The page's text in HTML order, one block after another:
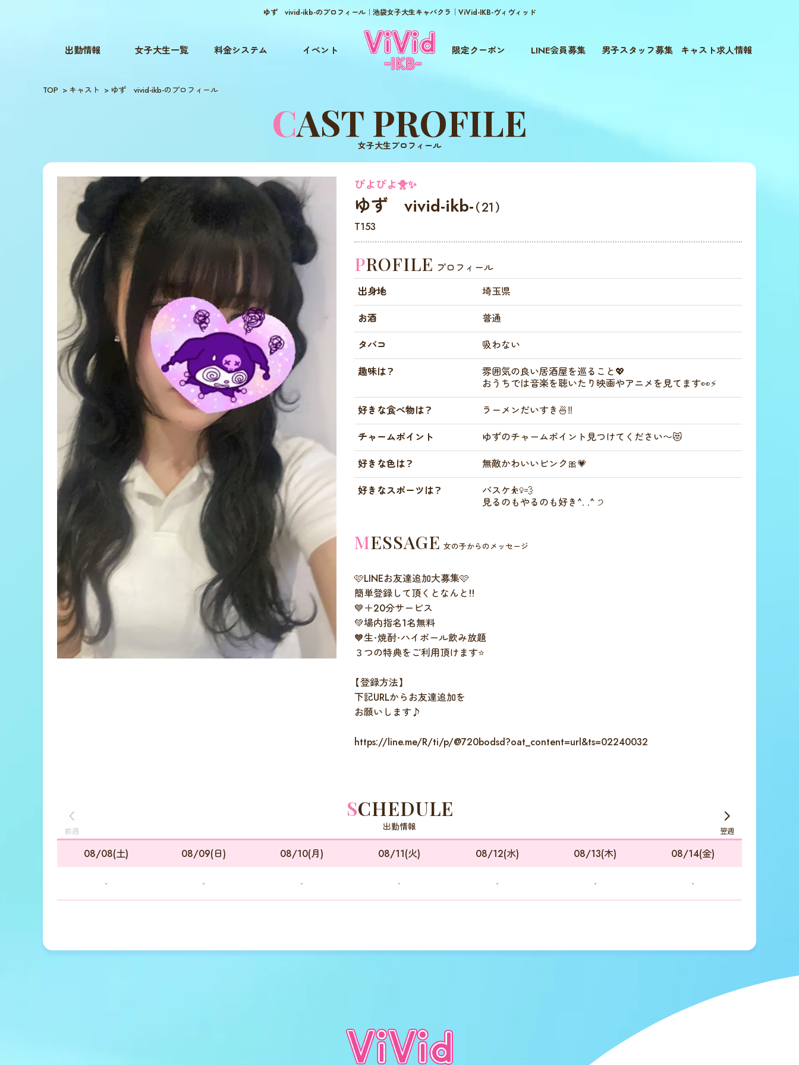
ゆず vivid-ikb-のプロフィール｜池袋女子大生キャバクラ│ViVid-IKB-ヴィヴィッド
出勤情報 女子大生一覧 料金システム イベント 限定クーポン LINE会員募集 男子スタッフ募集 キャスト求人情報
TOP キャスト ゆず vivid-ikb-のプロフィール
CAST PROFILE
女子大生プロフィール
ぴよぴよ🐥✨
ゆず vivid-ikb-（21）
T153
PROFILE プロフィール
出身地
埼玉県
お酒
普通
タバコ
吸わない
趣味は？
雰囲気の良い居酒屋を巡ること💖
おうちでは音楽を聴いたり映画やアニメを見てます👀⚡
好きな食べ物は？
ラーメンだいすき🍜‼️
チャームポイント
ゆずのチャームポイント見つけてください〜😻
好きな色は？
無敵かわいいピンク🎀💗
好きなスポーツは？
バスケ⛹‍♀💨
見るのもやるのも好き^. .^ ੭
MESSAGE 女の子からのメッセージ
🩷LINEお友達追加大募集🩷
簡単登録して頂くとなんと!!
💙＋20分サービス
💚場内指名1名無料
🧡生・焼酎・ハイボール飲み放題
３つの特典をご利用頂けます⭐️
【登録方法】
下記URLからお友達追加を
お願いします♪
https://line.me/R/ti/p/@720bodsd?oat_content=url&ts=02240032
SCHEDULE
出勤情報
前週 翌週
08/08(土)
-
08/09(日)
-
08/10(月)
-
08/11(火)
-
08/12(水)
-
08/13(木)
-
08/14(金)
-